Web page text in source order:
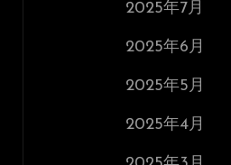
2025年7月
2025年6月
2025年5月
2025年4月